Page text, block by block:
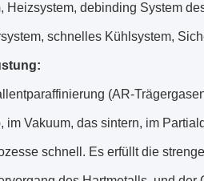
debinding System
schnelles Kühlsystem,
(AR-
im Vakuum, das sintern, im
schnell. Es erfüllt die